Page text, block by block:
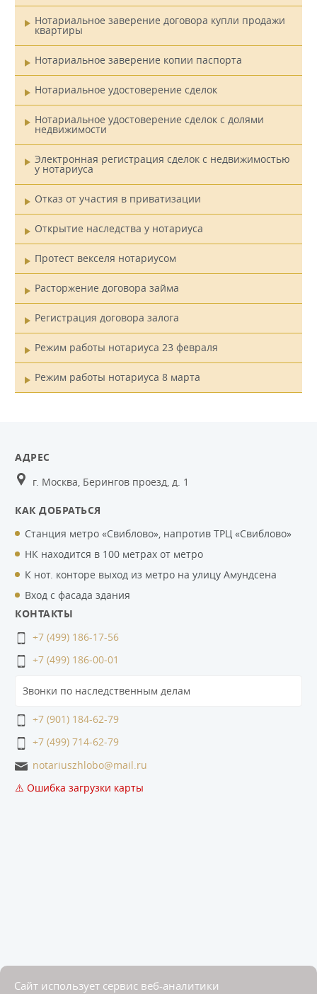
Нотариальное заверение договора купли продажи
квартиры
Нотариальное заверение копии паспорта
Нотариальное удостоверение сделок
Нотариальное удостоверение сделок с долями
недвижимости
Электронная регистрация сделок с недвижимостью
у нотариуса
Отказ от участия в приватизации
Открытие наследства у нотариуса
Протест векселя нотариусом
Расторжение договора займа
Регистрация договора залога
Режим работы нотариуса 23 февраля
Режим работы нотариуса 8 марта
АДРЕС
г. Москва, Берингов проезд, д. 1
КАК ДОБРАТЬСЯ
Станция метро «Свиблово», напротив ТРЦ «Свиблово»
НК находится в 100 метрах от метро
К нот. конторе выход из метро на улицу Амундсена
Вход с фасада здания
КОНТАКТЫ
+7 (499) 186-17-56
+7 (499) 186-00-01
Звонки по наследственным делам
+7 (901) 184-62-79
+7 (499) 714-62-79
notariuszhlobo@mail.ru
⚠️ Ошибка загрузки карты
Сайт использует сервис веб-аналитики